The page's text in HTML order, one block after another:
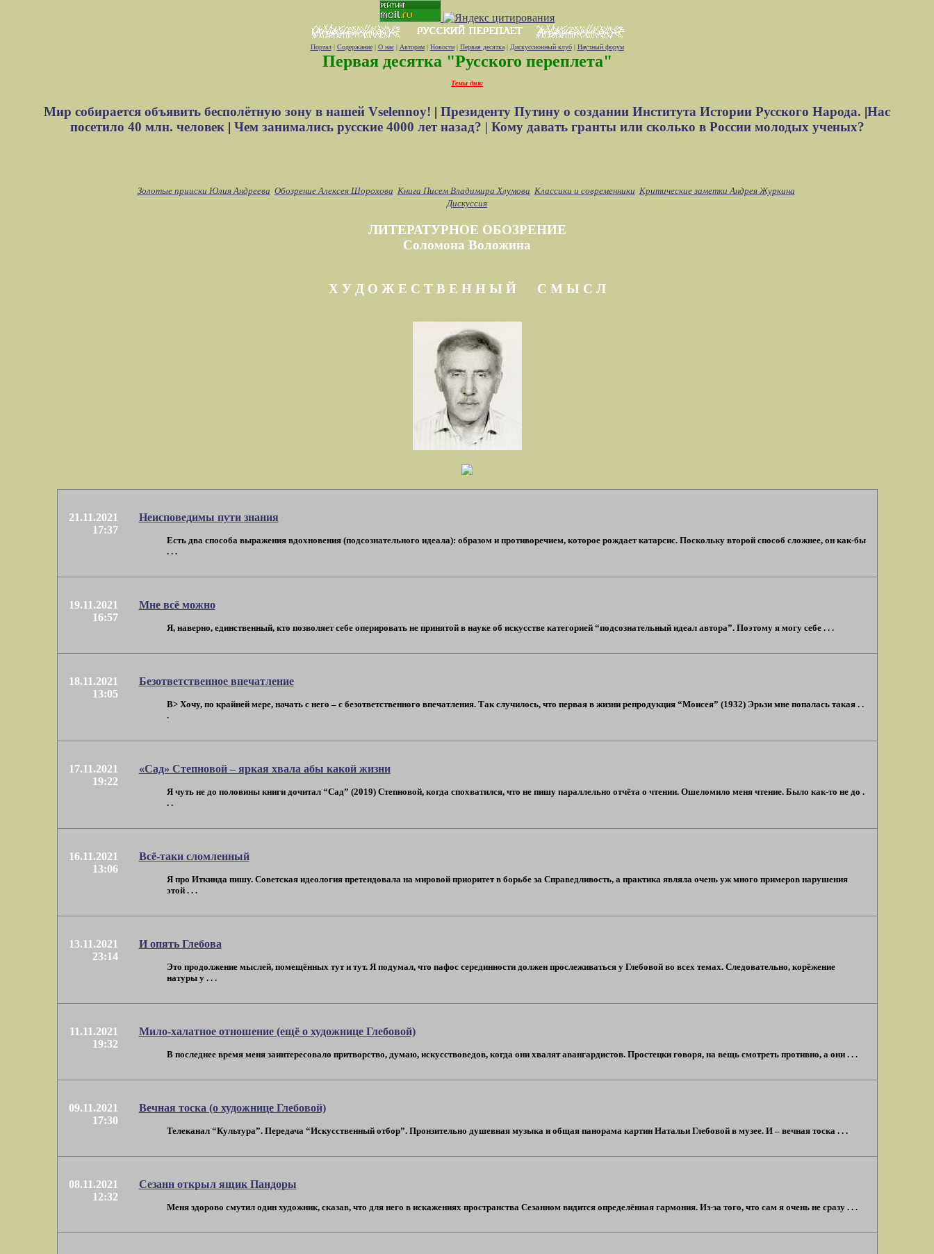
Портал| Содержание| О нас| Авторам| Новости| Первая десятка| Дискуссионный клуб| Научный форум
Первая десятка "Русского переплета"
Темы дня:
Мир собирается объявить бесполётную зону в нашей Vselennoy! | Президенту Путину о создании Института Истории Русского Народа. |Нас
посетило 40 млн. человек| Чем занимались русские 4000 лет назад? | Кому давать гранты или сколько в России молодых ученых?
Золотые прииски Юлия Андреева Обозрение Алексея Шорохова Книга Писем Владимира Хлумова Классики и современники Критические заметки Андрея Журкина
Дискуссия
ЛИТЕРАТУРНОЕ ОБОЗРЕНИЕ
Соломона Воложина
Х У Д О Ж Е С Т В Е Н Н Ы Й С М Ы С Л
21.11.2021
17:37
Неисповедимы пути знания
Есть два способа выражения вдохновения (подсознательного идеала): образом и противоречием, которое рождает катарсис. Поскольку второй способ сложнее, он как-бы
. . .
19.11.2021
16:57
Мне всё можно
Я, наверно, единственный, кто позволяет себе оперировать не принятой в науке об искусстве категорией “подсознательный идеал автора”. Поэтому я могу себе . . .
18.11.2021
13:05
Безответственное впечатление
B> Хочу, по крайней мере, начать с него – с безответственного впечатления. Так случилось, что первая в жизни репродукция “Моисея” (1932) Эрьзи мне попалась такая . .
.
17.11.2021
19:22
«Сад» Степновой – яркая хвала абы какой жизни
Я чуть не до половины книги дочитал “Сад” (2019) Степновой, когда спохватился, что не пишу параллельно отчёта о чтении. Ошеломило меня чтение. Было как-то не до .
. .
16.11.2021
13:06
Всё-таки сломленный
Я про Иткинда пишу. Советская идеология претендовала на мировой приоритет в борьбе за Справедливость, а практика являла очень уж много примеров нарушения
этой . . .
13.11.2021
23:14
И опять Глебова
Это продолжение мыслей, помещённых тут и тут. Я подумал, что пафос серединности должен прослеживаться у Глебовой во всех темах. Следовательно, корёжение
натуры у . . .
11.11.2021
19:32
Мило-халатное отношение (ещё о художнице Глебовой)
В последнее время меня заинтересовало притворство, думаю, искусствоведов, когда они хвалят авангардистов. Простецки говоря, на вещь смотреть противно, а они . . .
09.11.2021
17:30
Вечная тоска (о художнице Глебовой)
Телеканал “Культура”. Передача “Искусственный отбор”. Пронзительно душевная музыка и общая панорама картин Натальи Глебовой в музее. И – вечная тоска . . .
08.11.2021
12:32
Сезанн открыл ящик Пандоры
Меня здорово смутил один художник, сказав, что для него в искажениях пространства Сезанном видится определённая гармония. Из-за того, что сам я очень не сразу . . .